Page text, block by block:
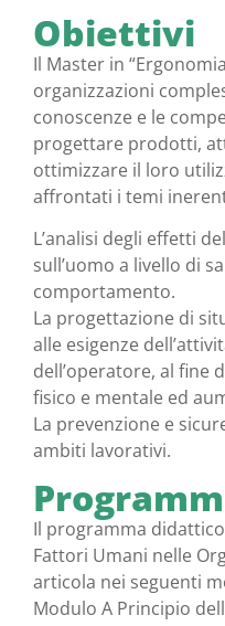
Obiettivi
Il Master in
organizzazioni
conoscenze e le
progettare prodotti,
ottimizzare il loro
affrontati i temi
L’analisi degli effetti
sull’uomo a livello di
comportamento.
La progettazione di
alle esigenze
dell’operatore, al fine
fisico e mentale ed
La prevenzione e
ambiti lavorativi.
Il programma
Fattori Umani nelle
articola nei seguenti
Modulo A Principio